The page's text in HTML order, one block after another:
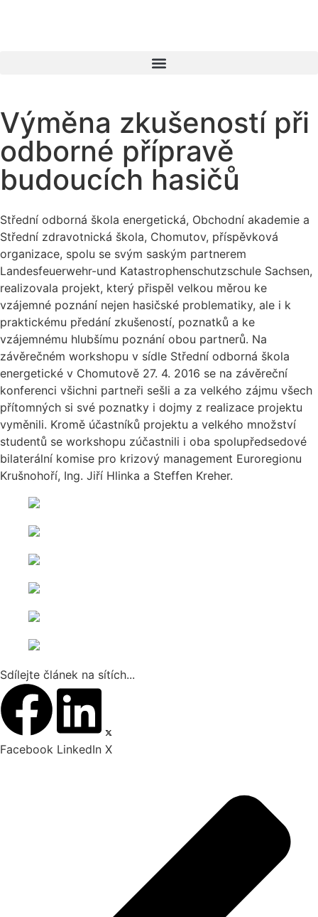
Výměna zkušeností při
odborné přípravě
budoucích hasičů
Střední odborná škola energetická, Obchodní akademie a
Střední zdravotnická škola, Chomutov, příspěvková
organizace, spolu se svým saským partnerem
Landesfeuerwehr-und Katastrophenschutzschule Sachsen,
realizovala projekt, který přispěl velkou měrou ke
vzájemné poznání nejen hasičské problematiky, ale i k
praktickému předání zkušeností, poznatků a ke
vzájemnému hlubšímu poznání obou partnerů. Na
závěrečném workshopu v sídle Střední odborná škola
energetické v Chomutově 27. 4. 2016 se na závěreční
konferenci všichni partneři sešli a za velkého zájmu všech
přítomných si své poznatky i dojmy z realizace projektu
vyměnili. Kromě účastníků projektu a velkého množství
studentů se workshopu zúčastnili i oba spolupředsedové
bilaterální komise pro krizový management Euroregionu
Krušnohoří, Ing. Jiří Hlinka a Steffen Kreher.
Sdílejte článek na sítích...
Facebook LinkedIn X